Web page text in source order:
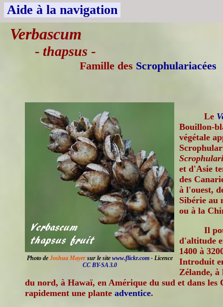
Aide à la navigation
Verbascum
- thapsus -
Famille des Scrophulariacées
Photo de Joshua Mayersur le site www.flickr.com- Licence
CC BY-SA 3.0
Le
Bouillon-
végétale
et d'Asie
des
à l'ouest,
Sibérie au
ou à la
Il
d'altitude
1400 à
Introduit
Zélande, à
du nord, à Hawaï, en Amérique du sud et dans les
rapidement une plante adventice.